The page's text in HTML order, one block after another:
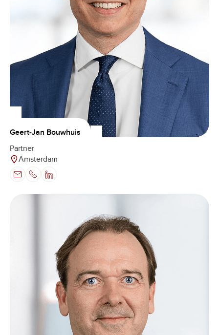
Geert-Jan Bouwhuis
Partner
Amsterdam